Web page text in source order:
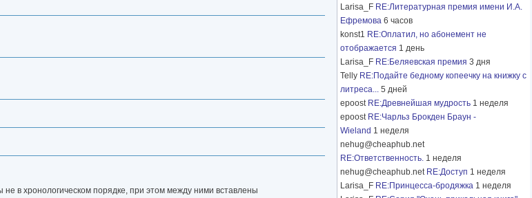
в хронологическом порядке, при этом между ними вставлены
Larisa_F RE:Литературная премия имени И.А.
Ефремова 6 часов
konst1 RE:Оплатил, но абонемент не
отображается 1 день
Larisa_F RE:Беляевская премия 3 дня
Telly RE:Подайте бедному копеечку на книжку с
литреса... 5 дней
epoost RE:Древнейшая мудрость 1 неделя
epoost RE:Чарльз Брокден Браун -
Wieland 1 неделя
nehug@cheaphub.net
RE:Ответственность. 1 неделя
nehug@cheaphub.net RE:Доступ 1 неделя
Larisa_F RE:Принцесса-бродяжка 1 неделя